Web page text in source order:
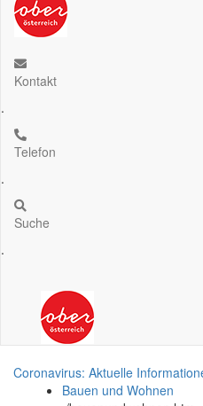
Kontakt
.
Telefon
.
Suche
.
Coronavirus: Aktuelle
Bauen und Wohnen